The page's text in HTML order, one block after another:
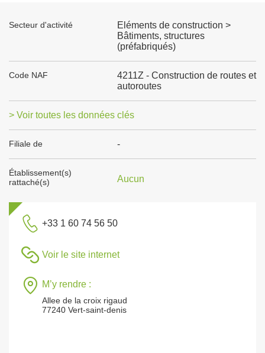
Secteur d'activité
Eléments de construction >
Bâtiments, structures
(préfabriqués)
Code NAF
4211Z - Construction de routes et
autoroutes
> Voir toutes les données clés
Filiale de -
Établissement(s)
rattaché(s)
Aucun
+33 1 60 74 56 50
Voir le site internet
M’y rendre :
Allee de la croix rigaud
77240 Vert-saint-denis